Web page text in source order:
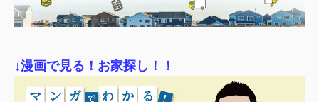
↓漫画で見る！お家探し！！